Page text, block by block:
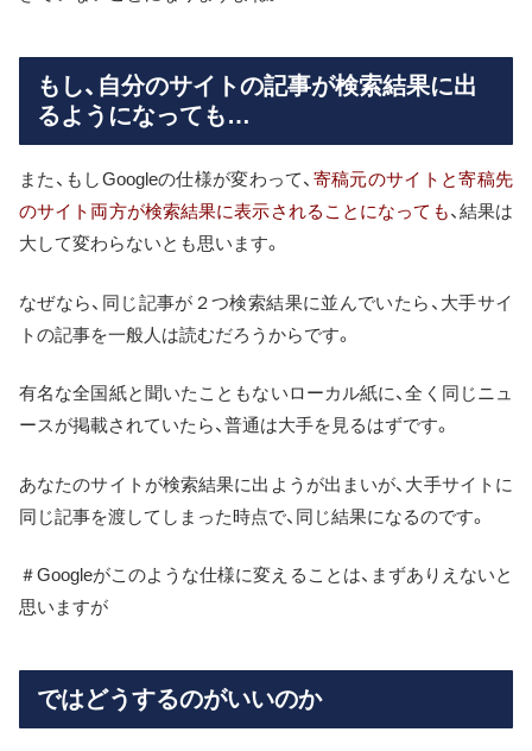
もし、自分のサイトの記事が検索結果に出
るようになっても…
また、もしGoogleの仕様が変わって、 寄稿元のサイトと寄稿先
のサイト両方が検索結果に表示されることになっても、結果は
大して変わらないとも思います。
なぜなら、同じ記事が２つ検索結果に並んでいたら、大手サイ
トの記事を一般人は読むだろうからです。
有名な全国紙と聞いたこともないローカル紙に、全く同じニュ
ースが掲載されていたら、普通は大手を見るはずです。
あなたのサイトが検索結果に出ようが出まいが、大手サイトに
同じ記事を渡してしまった時点で、同じ結果になるのです。
＃Googleがこのような仕様に変えることは、まずありえないと
思いますが
ではどうするのがいいのか